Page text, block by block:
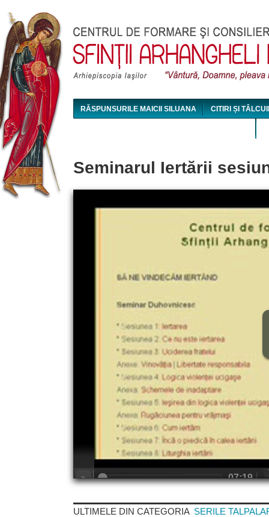
RĂSPUNSURILE MAICII SILUANA CITIRI ȘI
Seminarul Iertării
ULTIMELE DIN CATEGORIA SERILE